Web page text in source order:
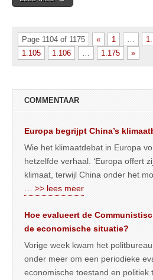
Page 1104 of 1175 « 1
1.105
1.106 1.175 »
COMMENTAAR
Europa begrijpt China’s
Wie het klimaatdebat in Europa
hetzelfde verhaal. ‘Europa offert
klimaat, terwijl China onder het
… >> lees meer
Hoe evalueert de
de economische situatie?
Vorige week kwam het
onder meer om een periodieke
economische toestand en politiek